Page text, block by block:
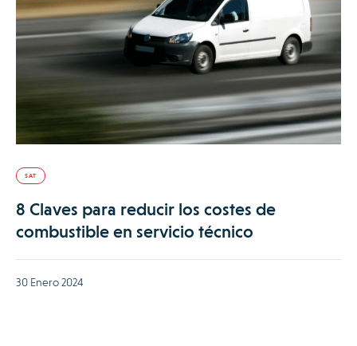
SAT
8 Claves para reducir los costes de
combustible en servicio técnico
30 Enero 2024